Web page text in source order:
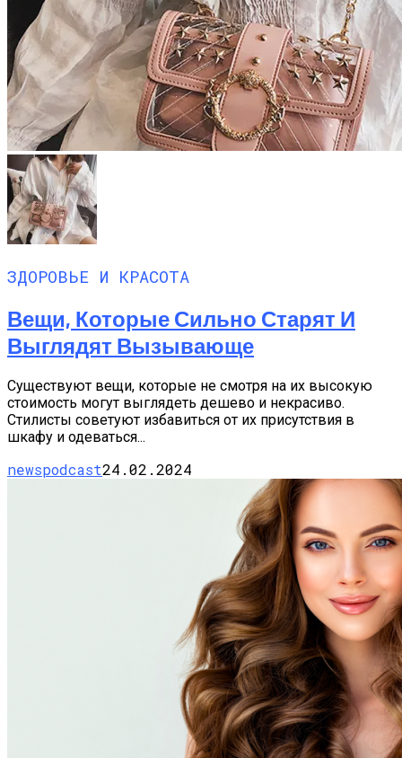
ЗДОРОВЬЕ И КРАСОТА
Вещи, Которые Сильно Старят И
Выглядят Вызывающе
Существуют вещи, которые не смотря на их высокую
стоимость могут выглядеть дешево и некрасиво.
Стилисты советуют избавиться от их присутствия в
шкафу и одеваться...
newspodcast24.02.2024